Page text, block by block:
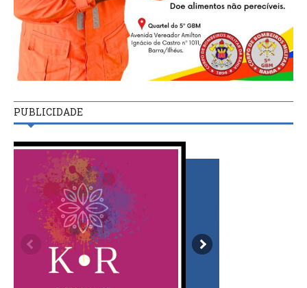
PUBLICIDADE